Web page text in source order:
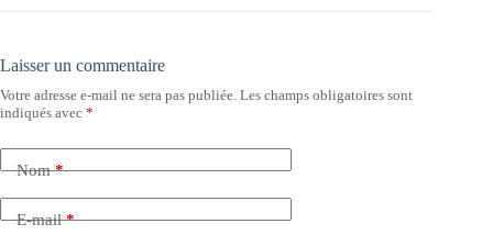
Laisser un commentaire
Votre adresse e-mail ne sera pas publiée. Les champs obligatoires sont
indiqués avec *
Nom*
E-mail*